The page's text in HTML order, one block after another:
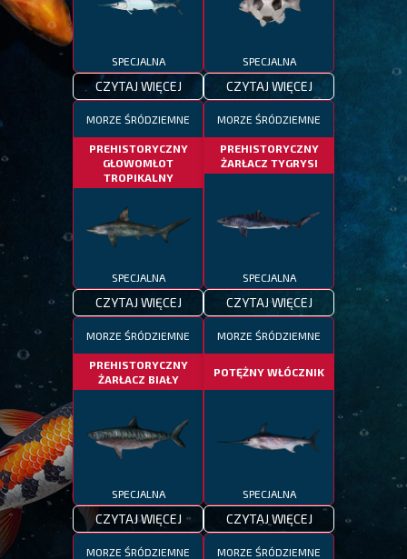
SPECJALNA
CZYTAJ WIĘCEJ
SPECJALNA
CZYTAJ WIĘCEJ
MORZE ŚRÓDZIEMNE
PREHISTORYCZNY
GŁOWOMŁOT
TROPIKALNY
SPECJALNA
CZYTAJ WIĘCEJ
MORZE ŚRÓDZIEMNE
PREHISTORYCZNY
ŻARŁACZ TYGRYSI
SPECJALNA
CZYTAJ WIĘCEJ
MORZE ŚRÓDZIEMNE
PREHISTORYCZNY
ŻARŁACZ BIAŁY
SPECJALNA
CZYTAJ WIĘCEJ
MORZE ŚRÓDZIEMNE
POTĘŻNY WŁÓCZNIK
SPECJALNA
CZYTAJ WIĘCEJ
MORZE ŚRÓDZIEMNE MORZE ŚRÓDZIEMNE